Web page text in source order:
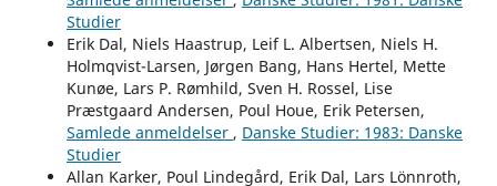
Studier
Erik Dal, Niels Haastrup, Leif L. Albertsen, Niels H.
Holmqvist-Larsen, Jørgen Bang, Hans Hertel, Mette
Kunøe, Lars P. Rømhild, Sven H. Rossel, Lise
Præstgaard Andersen, Poul Houe, Erik Petersen,
Samlede anmeldelser , Danske Studier: 1983: Danske
Studier
Allan Karker, Poul Lindegård, Erik Dal, Lars Lönnroth,